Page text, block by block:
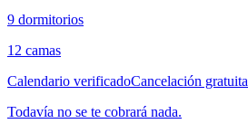
9 dormitorios
12 camas
Calendario verificadoCancelación gratuita
Todavía no se te cobrará nada.